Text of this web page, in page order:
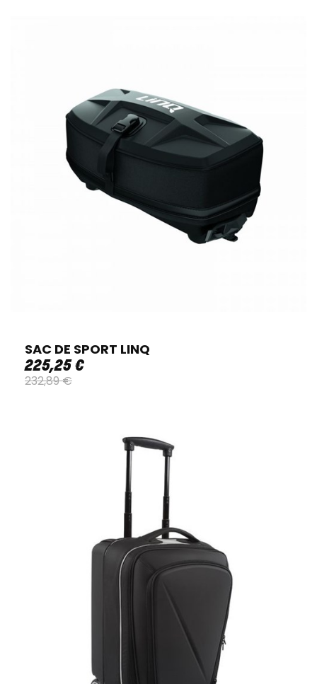
SAC DE SPORT LINQ
225,25 €
232,89€